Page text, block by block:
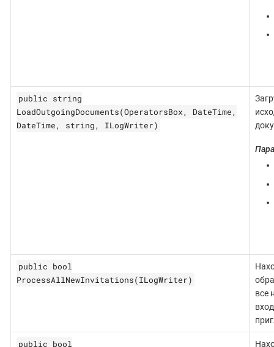
public string
LoadOutgoingDocuments(OperatorsBox, DateTime,
DateTime, string, ILogWriter)
public bool
ProcessAllNewInvitations(ILogWriter)
все
public bool